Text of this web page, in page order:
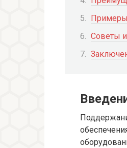
Примеры
Советы